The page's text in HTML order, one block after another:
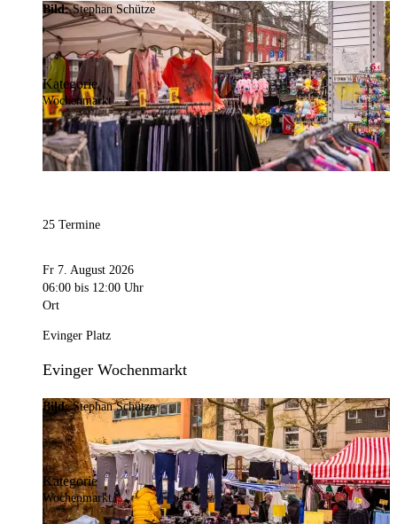
Bild:Stephan Schütze
Kategorie
Wochenmarkt
25 Termine
Fr 7. August 2026
06:00 bis 12:00 Uhr
Ort
Evinger Platz
Evinger Wochenmarkt
Bild:Stephan Schütze
Kategorie
Wochenmarkt